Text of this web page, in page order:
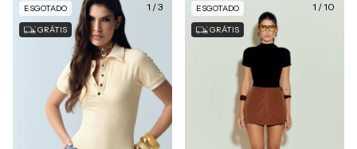
1 /3
ESGOTADO
GRÁTIS
1 /10
ESGOTADO
GRÁTIS